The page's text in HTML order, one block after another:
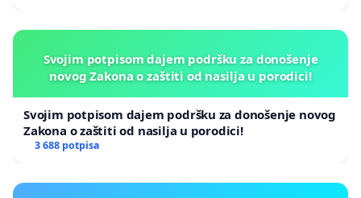
Svojim potpisom dajem podršku za donošenje
novog Zakona o zaštiti od nasilja u porodici!
Svojim potpisom dajem podršku za donošenje novog
Zakona o zaštiti od nasilja u porodici!
3 688 potpisa